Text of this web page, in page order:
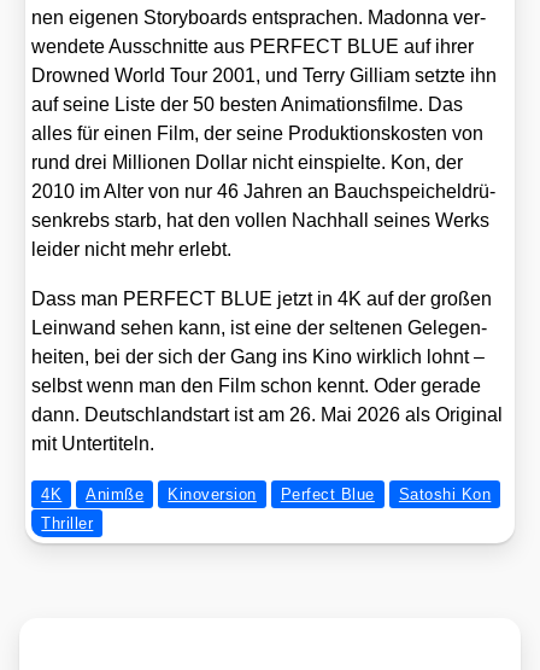
nen eige­nen Sto­ry­boards ent­spra­chen. Madon­na ver­
wen­de­te Aus­schnit­te aus PERFECT BLUE auf ihrer
Drow­ned World Tour 2001, und Ter­ry Gil­liam setz­te ihn
auf sei­ne Lis­te der 50 bes­ten Ani­ma­ti­ons­fil­me. Das
alles für einen Film, der sei­ne Pro­duk­ti­ons­kos­ten von
rund drei Mil­lio­nen Dol­lar nicht ein­spiel­te. Kon, der
2010 im Alter von nur 46 Jah­ren an Bauch­spei­chel­drü­
sen­krebs starb, hat den vol­len Nach­hall sei­nes Werks
lei­der nicht mehr erlebt.
Dass man PERFECT BLUE jetzt in 4K auf der gro­ßen
Lein­wand sehen kann, ist eine der sel­te­nen Gele­gen­
hei­ten, bei der sich der Gang ins Kino wirk­lich lohnt –
selbst wenn man den Film schon kennt. Oder gera­de
dann. Deutsch­land­start ist am 26. Mai 2026 als Ori­gi­nal
mit Unter­ti­teln.
4K Animße Kinoversion Perfect Blue
Satoshi Kon
Thriller